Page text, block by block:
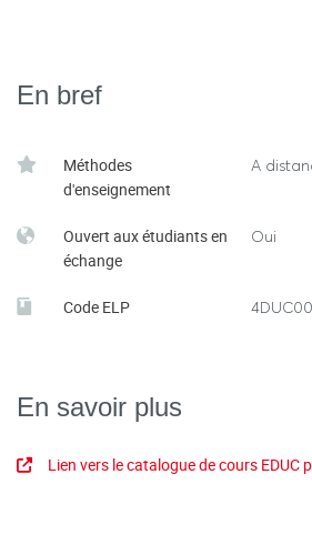
En bref
Méthodes
d'enseignement
A
Ouvert aux étudiants en
échange
Oui
Code ELP
En savoir plus
Lien vers le catalogue de cours EDUC